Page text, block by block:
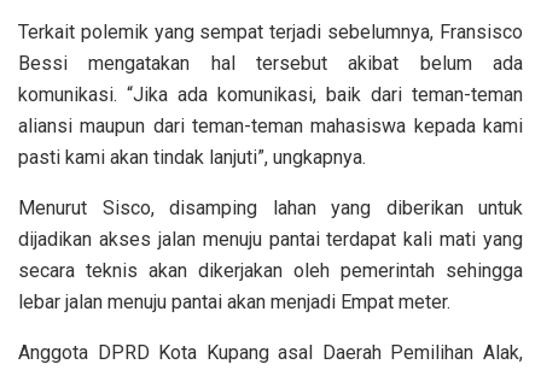
Terkait polemik yang sempat terjadi sebelumnya, Fransisco
Bessi mengatakan hal tersebut akibat belum ada
komunikasi. “Jika ada komunikasi, baik dari teman-teman
aliansi maupun dari teman-teman mahasiswa kepada kami
pasti kami akan tindak lanjuti”, ungkapnya.
Menurut Sisco, disamping lahan yang diberikan untuk
dijadikan akses jalan menuju pantai terdapat kali mati yang
secara teknis akan dikerjakan oleh pemerintah sehingga
lebar jalan menuju pantai akan menjadi Empat meter.
Anggota DPRD Kota Kupang asal Daerah Pemilihan Alak,